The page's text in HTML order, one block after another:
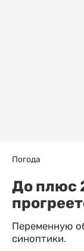
Погода
До плюс
Переменную
синоптики.